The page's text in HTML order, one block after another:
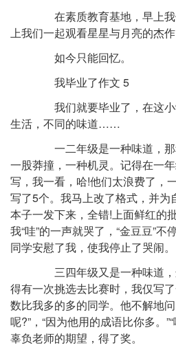
在素质教育基地，早上我
上我们一起观看星星与月亮的杰作
如今只能回忆。
我毕业了作文 5
我们就要毕业了，在这小
生活，不同的味道……
一二年级是一种味道，那
一股莽撞，一种机灵。记得在一
写，我一看，哈!他们太浪费了，
写了5个。我马上改了格式，并为
本子一发下来，全错!上面鲜红的
我“哇”的一声就哭了，“金豆豆”
同学安慰了我，使我停止了哭闹。
三四年级又是一种味道，
得有一次挑选去比赛时，我仅写
数比我多的多的同学。他不解地
呢?”，“因为他用的成语比你多。
辜负老师的期望，得了奖。